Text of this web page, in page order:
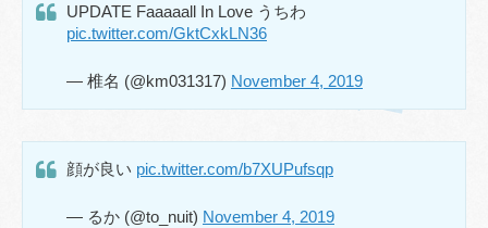
UPDATE Faaaaall In Love うちわ
pic.twitter.com/GktCxkLN36
— 椎名 (@km031317) November 4, 2019
顔が良い pic.twitter.com/b7XUPufsqp
— るか (@to_nuit) November 4, 2019